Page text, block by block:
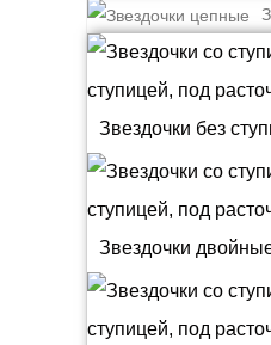
Звездочки без
Звездочки